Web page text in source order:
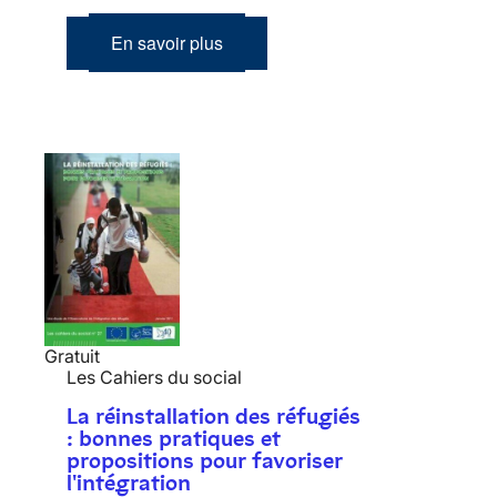
En savoir plus
Gratuit
Les Cahiers du social
La réinstallation des réfugiés
: bonnes pratiques et
propositions pour favoriser
l'intégration